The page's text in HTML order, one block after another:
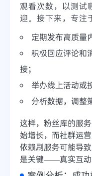
观看次数，以测试
迎。接下来，专注
定期发布高质量
积极回应评论
接；
举办线上活动或
分析数据，调整
这样，粉丝库的服
始增长，而社群运
依赖刷服务可能导
是关键——真实互动